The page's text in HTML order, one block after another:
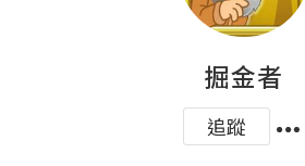
掘金者
追蹤